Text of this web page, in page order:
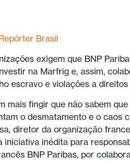
Brasil
exigem que BNP
na Marfrig e, assim,
escravo e violações a direitos
mais fingir que não sabem
o desmatamento e o caos
diretor da organização
iniciativa inédita para
BNP Paribas, por